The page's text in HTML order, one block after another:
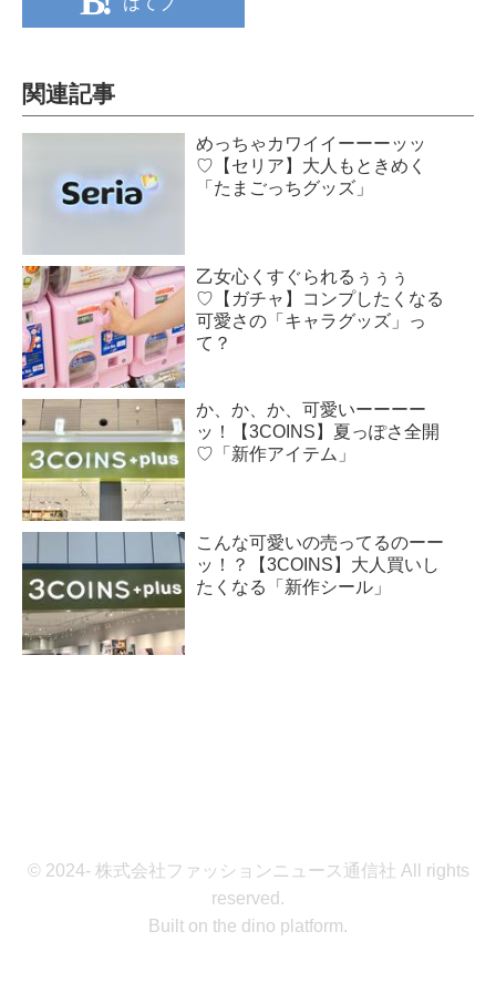
関連記事
めっちゃカワイイーーーッッ
♡【セリア】大人もときめく
「たまごっちグッズ」
乙女心くすぐられるぅぅぅ
♡【ガチャ】コンプしたくなる
可愛さの「キャラグッズ」っ
て？
か、か、か、可愛いーーーー
ッ！【3COINS】夏っぽさ全開
♡「新作アイテム」
こんな可愛いの売ってるのーー
ッ！？【3COINS】大人買いし
たくなる「新作シール」
© 2024- 株式会社ファッションニュース通信社 All rights
reserved.
Built on the dino platform.